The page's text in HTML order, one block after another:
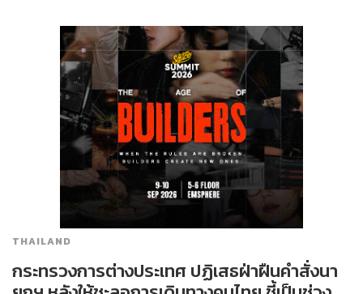
THAILAND
กระทรวงการต่างประเทศ ปฏิเสธฝ่าฝืนคำสั่งนา